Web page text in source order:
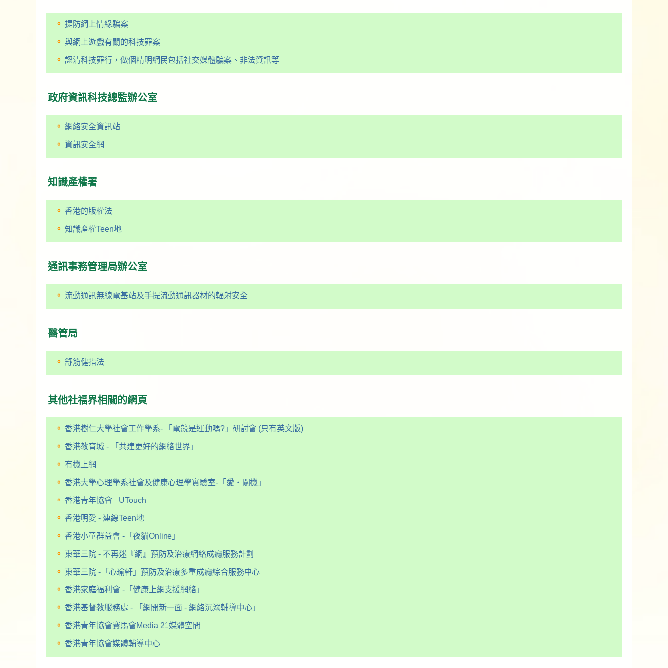
提防網上情緣騙案
與網上遊戲有關的科技罪案
認清科技罪行，做個精明網民包括社交媒體騙案、非法資訊等
政府資訊科技總監辦公室
網絡安全資訊站
資訊安全網
知識產權署
香港的版權法
知識產權Teen地
通訊事務管理局辦公室
流動通訊無線電基站及手提流動通訊器材的輻射安全
醫管局
舒筋健指法
其他社福界相關的網頁
香港樹仁大學社會工作學系- 「電競是運動嗎?」研討會 (只有英文版)
香港教育城 - 「共建更好的網絡世界」
有機上網
香港大學心理學系社會及健康心理學實驗室-「愛‧關機」
香港青年協會 - UTouch
香港明愛 - 連線Teen地
香港小童群益會 -「夜貓Online」
東華三院 - 不再迷『網』預防及治療網絡成癮服務計劃
東華三院 -「心瑜軒」預防及治療多重成癮綜合服務中心
香港家庭福利會 -「健康上網支援網絡」
香港基督教服務處 - 「網開新一面 - 網絡沉溺輔導中心」
香港青年協會賽馬會Media 21媒體空間
香港青年協會媒體輔導中心